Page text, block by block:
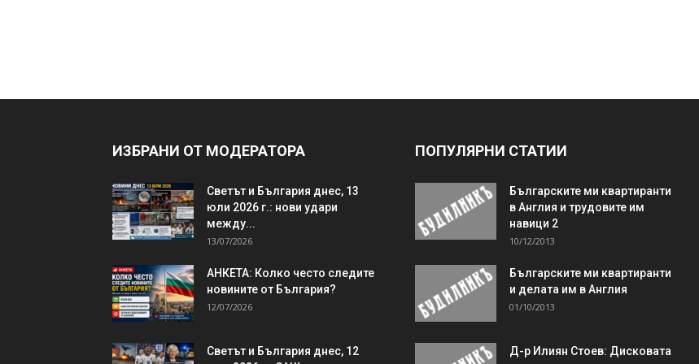
ИЗБРАНИ ОТ МОДЕРАТОРА
Светът и България днес, 13
юли 2026 г.: нови удари
между...
13/07/2026
АНКЕТА: Колко често следите
новините от България?
12/07/2026
Светът и България днес, 12
ПОПУЛЯРНИ СТАТИИ
Българските ми квартиранти
в Англия и трудовите им
навици 2
10/12/2013
Българските ми квартиранти
и делата им в Англия
01/10/2013
Д-р Илиян Стоев: Дисковата